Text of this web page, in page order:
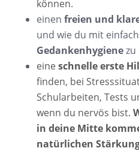
können.
einen freien und
und wie du mit
Gedankenhygienezu
eineschnelle erste
finden, bei
Schularbeiten, Tests
wenn du nervös bist.
in deine Mitte
natürlichen